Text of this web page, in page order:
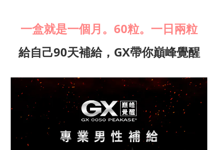
一盒就是一個月。60粒。一日兩粒
給自己90天補給，GX帶你巔峰覺醒